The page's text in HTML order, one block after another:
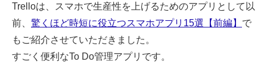
Trelloは、スマホで生産性を上げるためのアプリとして以
前、 驚くほど時短に役立つスマホアプリ15選【前編】 で
もご紹介させていただきました。
すごく便利なTo Do管理アプリです。